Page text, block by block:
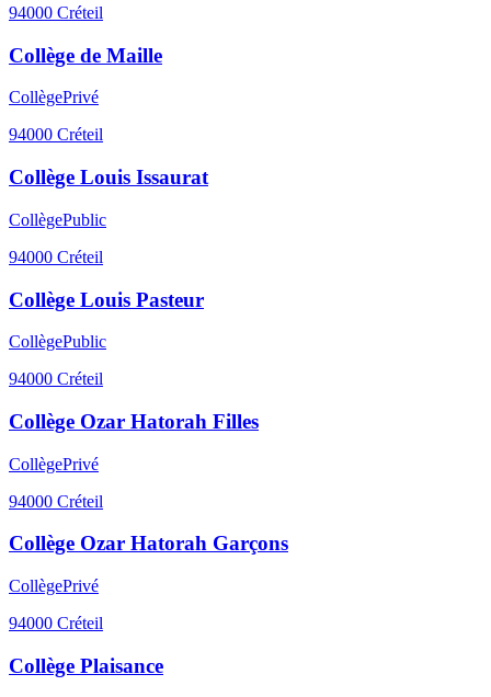
94000 Créteil
Collège de Maille
CollègePrivé
94000 Créteil
Collège Louis Issaurat
CollègePublic
94000 Créteil
Collège Louis Pasteur
CollègePublic
94000 Créteil
Collège Ozar Hatorah Filles
CollègePrivé
94000 Créteil
Collège Ozar Hatorah Garçons
CollègePrivé
94000 Créteil
Collège Plaisance